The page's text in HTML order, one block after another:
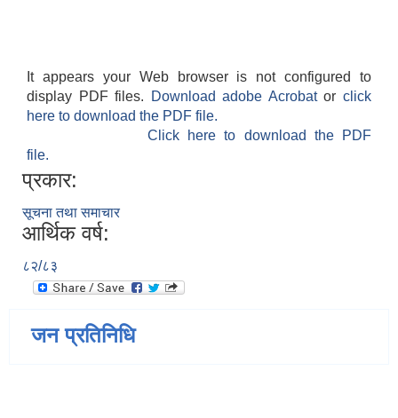
It appears your Web browser is not configured to
display PDF files.
Download adobe Acrobatorclick
here to download the PDF file.
Click here to download the PDF
file.
प्रकार:
सूचना तथा समाचार
आर्थिक वर्ष:
८२/८३
जन प्रतिनिधि